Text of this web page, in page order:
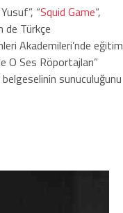
“Squid Game“,
de Türkçe
Akademileri’nde eğitim
O Ses Röportajları”
belgeselinin sunuculuğunu